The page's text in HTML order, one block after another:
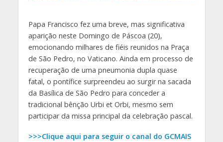
Papa Francisco fez uma breve, mas significativa
aparição neste Domingo de Páscoa (20),
emocionando milhares de fiéis reunidos na Praça
de São Pedro, no Vaticano. Ainda em processo de
recuperação de uma pneumonia dupla quase
fatal, o pontífice surpreendeu ao surgir na sacada
da Basílica de São Pedro para conceder a
tradicional bênção Urbi et Orbi, mesmo sem
participar da missa principal da celebração pascal.
>>>Clique aqui para seguir o canal do GCMAIS